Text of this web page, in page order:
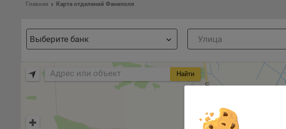
«Закон»).
Политика разъясняет
«bankibel.by», для
файлы cookie, а также
процесс такой
компьютера
указанных в пункте 3
Главная Карта отделений Фаниполя
Выберите банк
Найти